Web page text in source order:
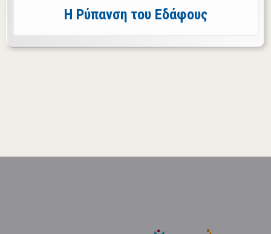
Η Ρύπανση του Εδάφους